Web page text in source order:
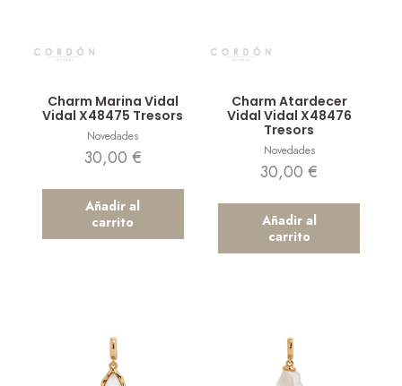
Charm Marina Vidal
Vidal X48475 Tresors
Novedades
30,00 €
Añadir al
carrito
Charm Atardecer
Vidal Vidal X48476
Tresors
Novedades
30,00€
Añadir al
carrito